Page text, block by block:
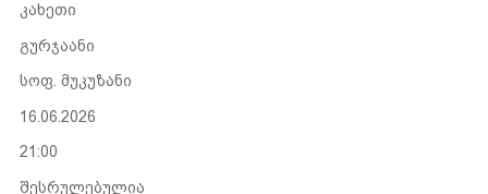
კახეთი
გურჯაანი
სოფ. მუკუზანი
16.06.2026
21:00
შესრულებულია